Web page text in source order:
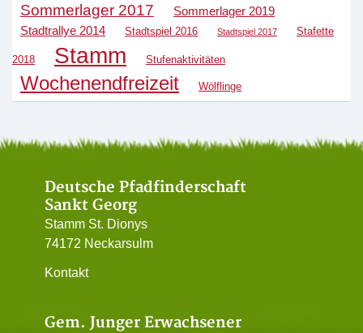
Sommerlager 2017
Sommerlager 2019
Stadtrallye 2014
Stadtspiel 2016 Stadtspiel 2017 Stafette
2018 Stamm Stufenaktivitäten
Wochenendfreizeit Wölflinge
Deutsche Pfadfinderschaft
Sankt Georg
Stamm St. Dionys
74172 Neckarsulm
Kontakt
Gem. Junger Erwachsener